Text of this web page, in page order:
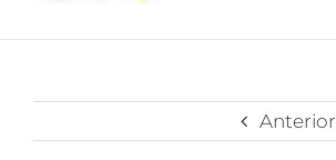
Anterior